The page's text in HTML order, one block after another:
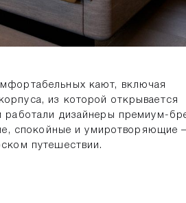
кают, включая
из которой открывается
дизайнеры премиум-
спокойные и умиротворяющие
путешествии.